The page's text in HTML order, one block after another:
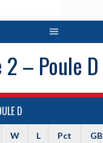
– Poule D
D
W L Pct GB